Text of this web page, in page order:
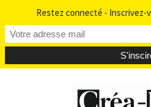
Restez connecté -